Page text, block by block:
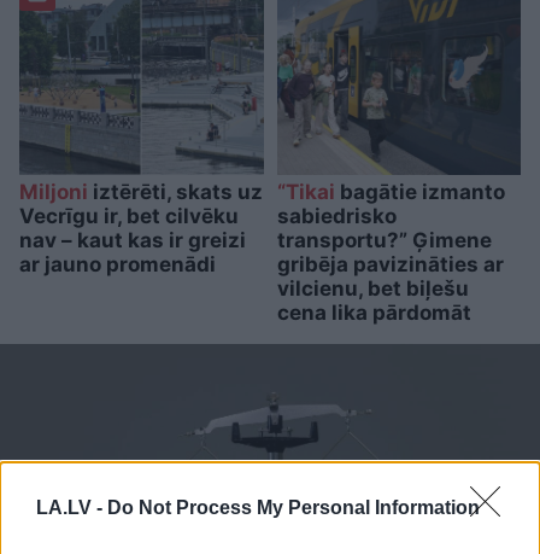
LA.LV - Do Not Process My Personal Information
Miljoni iztērēti, skats uz
Vecrīgu ir, bet cilvēku
nav – kaut kas ir greizi
ar jauno promenādi
“Tikai bagātie izmanto
sabiedrisko
transportu?” Ģimene
gribēja pavizināties ar
vilcienu, bet biļešu
cena lika pārdomāt